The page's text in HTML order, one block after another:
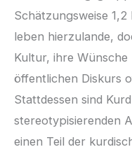
Schätzungsweise
leben hierzulande,
Kultur, ihre Wünsche
öffentlichen Diskurs
Stattdessen sind
stereotypisierenden
einen Teil der